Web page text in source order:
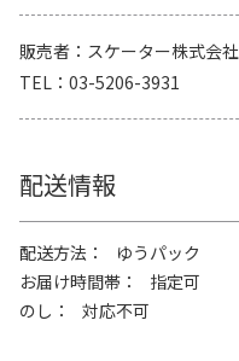
販売者
スケーター株式会社
TEL
03-5206-3931
配送情報
配送方法
ゆうパック
お届け時間帯
指定可
のし
対応不可